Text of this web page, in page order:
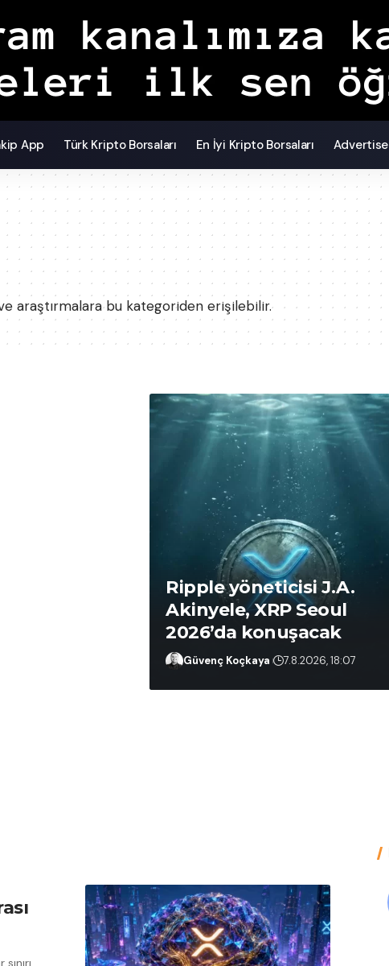
App Türk Kripto Borsaları En İyi Kripto Borsaları Advertise
araştırmalara bu kategoriden erişilebilir.
Güvenç Koçkaya 7.8.2026, 19:18
Ripple yöneticisi J.A.
Akinyele, XRP Seoul
2026’da konuşacak
Güvenç Koçkaya 7.8.2026, 18:07